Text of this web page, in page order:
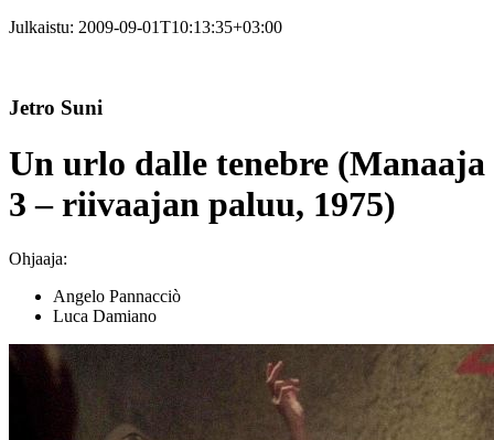
Julkaistu: 2009-09-01T10:13:35+03:00
Jetro Suni
Un urlo dalle tenebre (Manaaja
3 – riivaajan paluu, 1975)
Ohjaaja:
Angelo Pannacciò
Luca Damiano